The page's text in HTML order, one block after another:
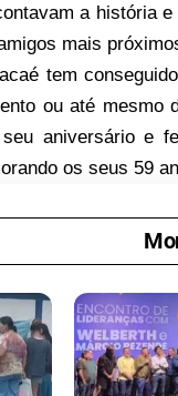
a história
mais
tem
ou até mesmo
aniversário e
os seus 59